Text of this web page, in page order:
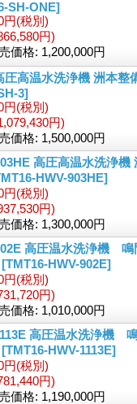
SH-ONE]
円(税別)
円)
価格: 1,200,000円
圧高温水洗浄機 洲本整
3]
円(税別)
円)
価格: 1,500,000円
高圧高温水洗浄機
HWV-903HE]
円(税別)
円)
価格: 1,300,000円
高圧温水洗浄機 鳴
[TMT16-HWV-902E]
円(税別)
円)
価格: 1,010,000円
高圧温水洗浄機
[TMT16-HWV-1113E]
円(税別)
円)
価格: 1,190,000円